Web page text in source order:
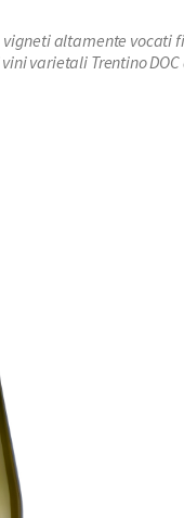
altamente vocati
varietali Trentino